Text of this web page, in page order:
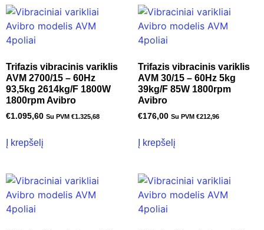
Trifazis vibracinis variklis
AVM 2700/15 – 60Hz
93,5kg 2614kg/F 1800W
1800rpm Avibro
€1.095,60 Su PVM €1.325,68
Į krepšelį
Trifazis vibracinis variklis
AVM 30/15 – 60Hz 5kg
39kg/F 85W 1800rpm
Avibro
€176,00 Su PVM €212,96
Į krepšelį